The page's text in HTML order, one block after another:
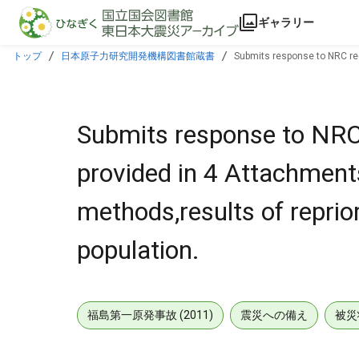
本文に飛ぶ
ギャラリー
トップ 日本原子力研究開発機構図書館蔵書
Submits response to NRC
Submits response to
provided in 4
methods,results of
population.
福島第一原発事故 (2011) 震災への備え 被災